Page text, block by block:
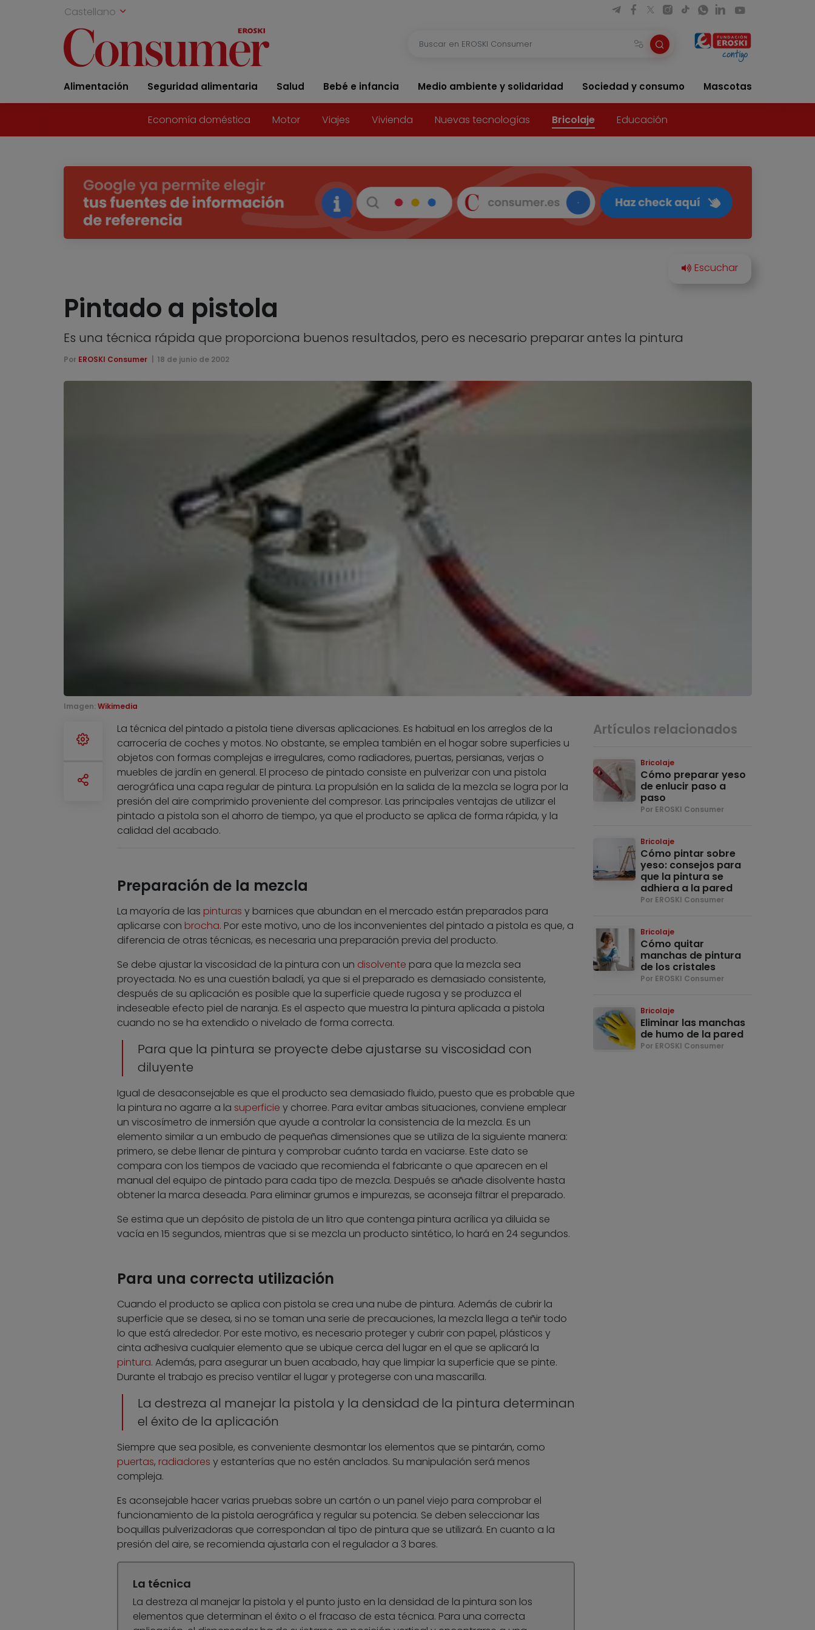
Castellano
Alimentación Seguridad alimentaria Salud Bebé e infancia Medio ambiente y solidaridad Sociedad y consumo Mascotas
Economía doméstica Motor Viajes Vivienda Nuevas tecnologías Bricolaje Educación
Pintado a pistola
Es una técnica rápida que proporciona buenos resultados, pero es necesario preparar antes la pintura
Por EROSKI Consumer 18 de junio de 2002
Imagen: Wikimedia
La técnica del pintado a pistola tiene diversas aplicaciones. Es habitual en los arreglos de la
carrocería de coches y motos. No obstante, se emplea también en el hogar sobre superficies u
objetos con formas complejas e irregulares, como radiadores, puertas, persianas, verjas o
muebles de jardín en general. El proceso de pintado consiste en pulverizar con una pistola
aerográfica una capa regular de pintura. La propulsión en la salida de la mezcla se logra por la
presión del aire comprimido proveniente del compresor. Las principales ventajas de utilizar el
pintado a pistola son el ahorro de tiempo, ya que el producto se aplica de forma rápida, y la
calidad del acabado.
Preparación de la mezcla
La mayoría de las pinturas y barnices que abundan en el mercado están preparados para
aplicarse con brocha. Por este motivo, uno de los inconvenientes del pintado a pistola es que, a
diferencia de otras técnicas, es necesaria una preparación previa del producto.
Se debe ajustar la viscosidad de la pintura con un disolvente para que la mezcla sea
proyectada. No es una cuestión baladí, ya que si el preparado es demasiado consistente,
después de su aplicación es posible que la superficie quede rugosa y se produzca el
indeseable efecto piel de naranja. Es el aspecto que muestra la pintura aplicada a pistola
cuando no se ha extendido o nivelado de forma correcta.
Para que la pintura se proyecte debe ajustarse su viscosidad con
diluyente
Igual de desaconsejable es que el producto sea demasiado fluido, puesto que es probable que
la pintura no agarre a la superficie y chorree. Para evitar ambas situaciones, conviene emplear
un viscosímetro de inmersión que ayude a controlar la consistencia de la mezcla. Es un
elemento similar a un embudo de pequeñas dimensiones que se utiliza de la siguiente manera:
primero, se debe llenar de pintura y comprobar cuánto tarda en vaciarse. Este dato se
compara con los tiempos de vaciado que recomienda el fabricante o que aparecen en el
manual del equipo de pintado para cada tipo de mezcla. Después se añade disolvente hasta
obtener la marca deseada. Para eliminar grumos e impurezas, se aconseja filtrar el preparado.
Se estima que un depósito de pistola de un litro que contenga pintura acrílica ya diluida se
vacía en 15 segundos, mientras que si se mezcla un producto sintético, lo hará en 24 segundos.
Para una correcta utilización
Cuando el producto se aplica con pistola se crea una nube de pintura. Además de cubrir la
superficie que se desea, si no se toman una serie de precauciones, la mezcla llega a teñir todo
lo que está alrededor. Por este motivo, es necesario proteger y cubrir con papel, plásticos y
cinta adhesiva cualquier elemento que se ubique cerca del lugar en el que se aplicará la
pintura. Además, para asegurar un buen acabado, hay que limpiar la superficie que se pinte.
Durante el trabajo es preciso ventilar el lugar y protegerse con una mascarilla.
La destreza al manejar la pistola y la densidad de la pintura determinan
el éxito de la aplicación
Siempre que sea posible, es conveniente desmontar los elementos que se pintarán, como
puertas, radiadores y estanterías que no estén anclados. Su manipulación será menos
compleja.
Es aconsejable hacer varias pruebas sobre un cartón o un panel viejo para comprobar el
funcionamiento de la pistola aerográfica y regular su potencia. Se deben seleccionar las
boquillas pulverizadoras que correspondan al tipo de pintura que se utilizará. En cuanto a la
presión del aire, se recomienda ajustarla con el regulador a 3 bares.
La técnica
La destreza al manejar la pistola y el punto justo en la densidad de la pintura son los
elementos que determinan el éxito o el fracaso de esta técnica. Para una correcta
Artículos relacionados
Bricolaje
Cómo preparar yeso
de enlucir paso a
paso
Por EROSKI Consumer
Bricolaje
Cómo pintar sobre
yeso: consejos para
que la pintura se
adhiera a la pared
Por EROSKI Consumer
Bricolaje
Cómo quitar
manchas de pintura
de los cristales
Por EROSKI Consumer
Bricolaje
Eliminar las manchas
de humo de la pared
Por EROSKI Consumer